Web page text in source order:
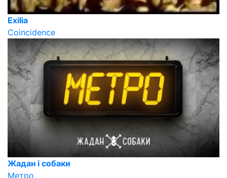
Exilia
Coincidence
Жадан і собаки
Метро